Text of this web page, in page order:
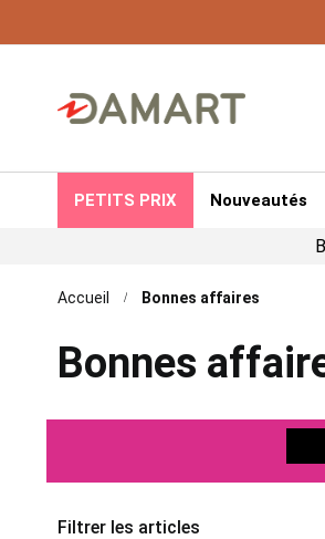
PETITS PRIX Nouveautés
Accueil Bonnes affaires
Bonnes
Filtrer les articles